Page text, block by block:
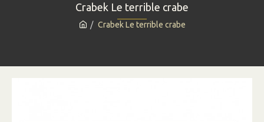
Crabek Le terrible crabe
Crabek Le terrible crabe